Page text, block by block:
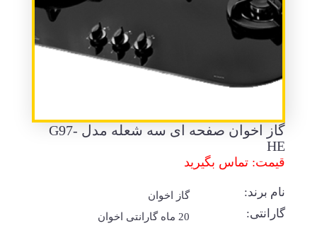
گاز اخوان صفحه ای سه شعله مدل G97-
HE
قیمت: تماس بگیرید
نام برند: گاز اخوان
گارانتی: 20 ماه گارانتی اخوان